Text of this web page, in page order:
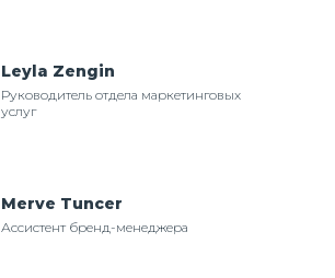
Leyla Zengin
Руководитель отдела маркетинговых
услуг
Merve Tuncer
Ассистент бренд-менеджера